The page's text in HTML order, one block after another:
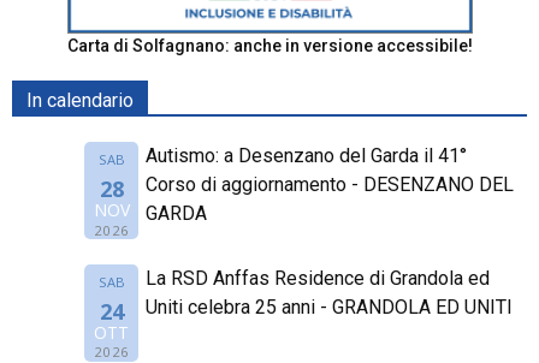
Carta di Solfagnano: anche in versione accessibile!
In calendario
SAB
28
NOV
2026
Autismo: a Desenzano del Garda il 41°
Corso di aggiornamento - DESENZANO DEL
GARDA
SAB
24
OTT
2026
La RSD Anffas Residence di Grandola ed
Uniti celebra 25 anni - GRANDOLA ED UNITI